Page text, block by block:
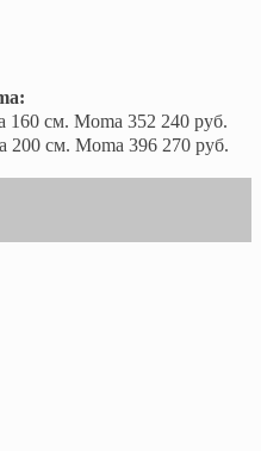
160 см. Moma 352 240 руб.
200 см. Moma 396 270 руб.